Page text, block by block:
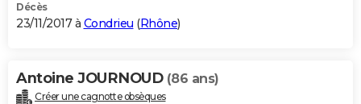
Décès
23/11/2017 à Condrieu (Rhône)
Antoine JOURNOUD (86 ans)
Créer une cagnotte obsèques